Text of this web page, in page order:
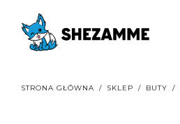
STRONA GŁÓWNA / SKLEP / BUTY /